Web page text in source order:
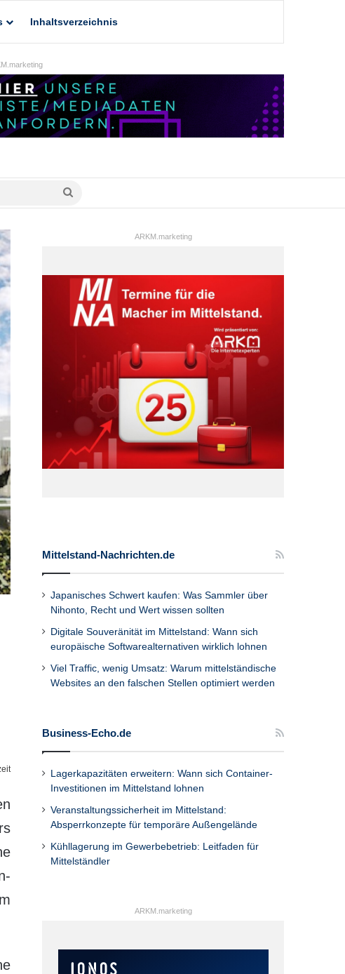
Inhaltsverzeichnis
ARKM.marketing
Mittelstand-Nachrichten.de
Japanisches Schwert kaufen: Was Sammler über
Nihonto, Recht und Wert wissen sollten
Digitale Souveränität im Mittelstand: Wann sich
europäische Softwarealternativen wirklich lohnen
Viel Traffic, wenig Umsatz: Warum mittelständische
Websites an den falschen Stellen optimiert werden
Business-Echo.de
Lagerkapazitäten erweitern: Wann sich Container-
Investitionen im Mittelstand lohnen
Veranstaltungssicherheit im Mittelstand:
Absperrkonzepte für temporäre Außengelände
Kühllagerung im Gewerbebetrieb: Leitfaden für
Mittelständler
ARKM.marketing